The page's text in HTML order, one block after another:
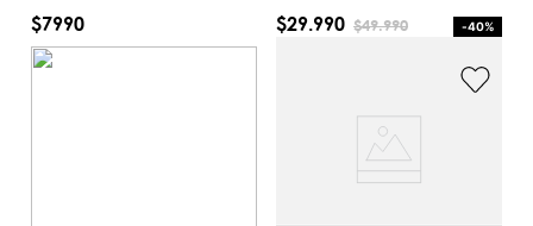
$7990 $49.990
$29.990 -40%